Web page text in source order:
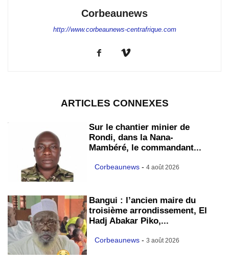
Corbeaunews
http://www.corbeaunews-centrafrique.com
ARTICLES CONNEXES
Sur le chantier minier de
Rondi, dans la Nana-
Mambéré, le commandant...
Corbeaunews - 4 août 2026
Bangui : l’ancien maire du
troisième arrondissement, El
Hadj Abakar Piko,...
Corbeaunews - 3 août 2026